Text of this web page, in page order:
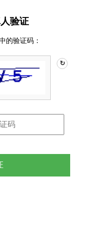
验证
的验证码：
↻